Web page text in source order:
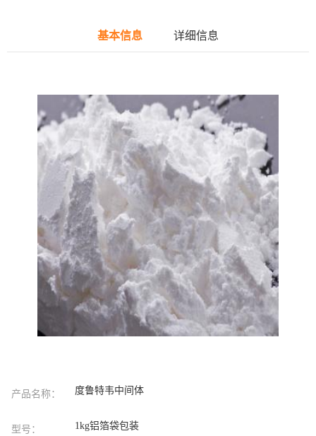
基本信息 详细信息
产品名称： 度鲁特韦中间体
型号： 1kg铝箔袋包装